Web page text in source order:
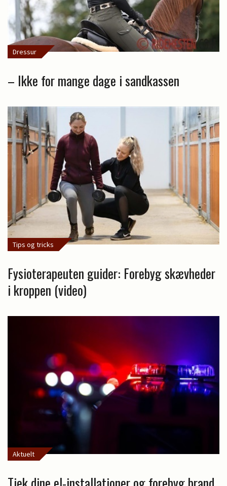
Dressur
– Ikke for mange dage i sandkassen
Tips og tricks
Fysioterapeuten guider: Forebyg skævheder
i kroppen (video)
Aktuelt